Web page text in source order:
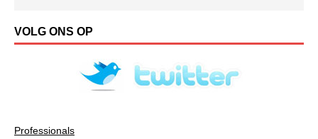
VOLG ONS OP
Professionals